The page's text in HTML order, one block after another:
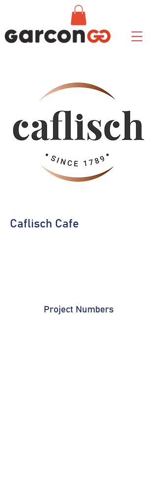
Caflisch Cafe
Project Numbers